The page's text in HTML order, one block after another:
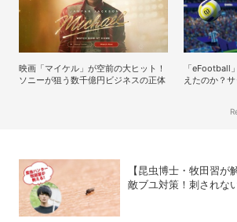
映画「マイケル」が空前の大ヒット！
ソニーが狙う数千億円ビジネスの正体
「eFootball
えたのか？
【昆虫博士・牧田習
敵ブユ対策！刺されな